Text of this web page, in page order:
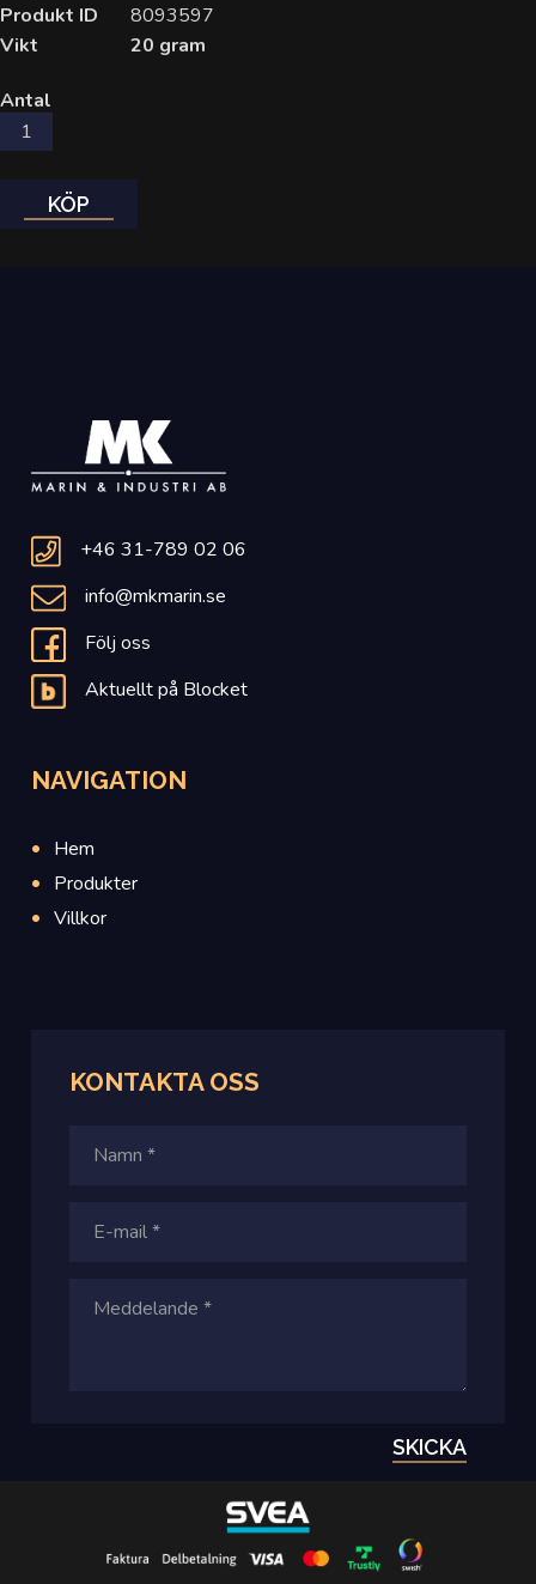
Produkt ID
8093597
Vikt
20 gram
Antal
KÖP
+46 31-789 02 06
info@mkmarin.se
Följ oss
Aktuellt på Blocket
NAVIGATION
Hem
Produkter
Villkor
KONTAKTAOSS
SKICKA